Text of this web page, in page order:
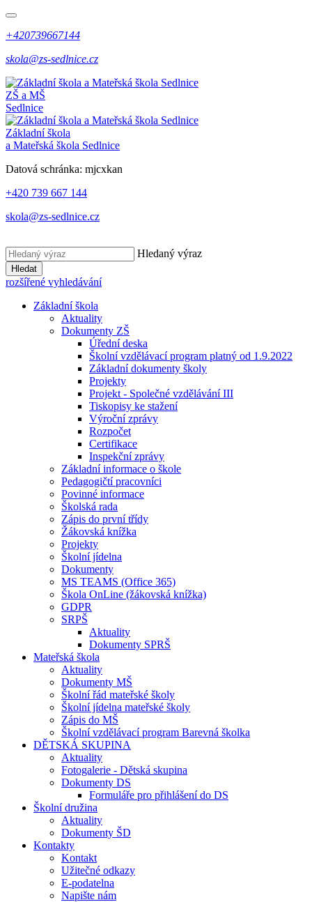
+420739667144
skola@zs-sedlnice.cz
ZŠ a MŠ
Sedlnice
Základní škola
a Mateřská škola Sedlnice
Datová schránka: mjcxkan
+420 739 667 144
skola@zs-sedlnice.cz
Hledaný výraz
Hledat
rozšířené vyhledávání
Základní škola
Aktuality
Dokumenty ZŠ
Úřední deska
Školní vzdělávací program platný od 1.9.2022
Základní dokumenty školy
Projekty
Projekt - Společné vzdělávání III
Tiskopisy ke stažení
Výroční zprávy
Rozpočet
Certifikace
Inspekční zprávy
Základní informace o škole
Pedagogičtí pracovníci
Povinné informace
Školská rada
Zápis do první třídy
Žákovská knížka
Projekty
Školní jídelna
Dokumenty
MS TEAMS (Office 365)
Škola OnLine (žákovská knížka)
GDPR
SRPŠ
Aktuality
Dokumenty SPRŠ
Mateřská škola
Aktuality
Dokumenty MŠ
Školní řád mateřské školy
Školní jídelna mateřské školy
Zápis do MŠ
Školní vzdělávací program Barevná školka
DĚTSKÁ SKUPINA
Aktuality
Fotogalerie - Dětská skupina
Dokumenty DS
Formuláře pro přihlášení do DS
Školní družina
Aktuality
Dokumenty ŠD
Kontakty
Kontakt
Užitečné odkazy
E-podatelna
Napište nám